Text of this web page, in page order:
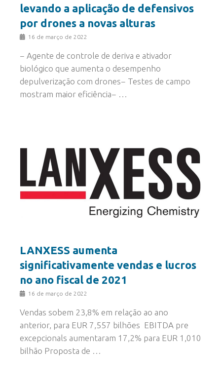
levando a aplicação de defensivos
por drones a novas alturas
16 de março de 2022
− Agente de controle de deriva e ativador
biológico que aumenta o desempenho
depulverização com drones− Testes de campo
mostram maior eficiência− …
LANXESS aumenta
significativamente vendas e lucros
no ano fiscal de 2021
16 de março de 2022
Vendas sobem 23,8% em relação ao ano
anterior, para EUR 7,557 bilhões EBITDA pre
excepcionals aumentaram 17,2% para EUR 1,010
bilhão Proposta de …